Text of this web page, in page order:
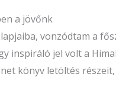
a jövőnk
vonzódtam a
inspiráló jel volt a
könyv letöltés